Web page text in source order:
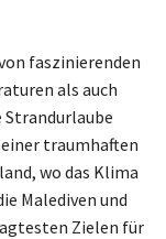
faszinierenden
als auch
traumhaften
wo das Klima
Malediven und
Zielen für